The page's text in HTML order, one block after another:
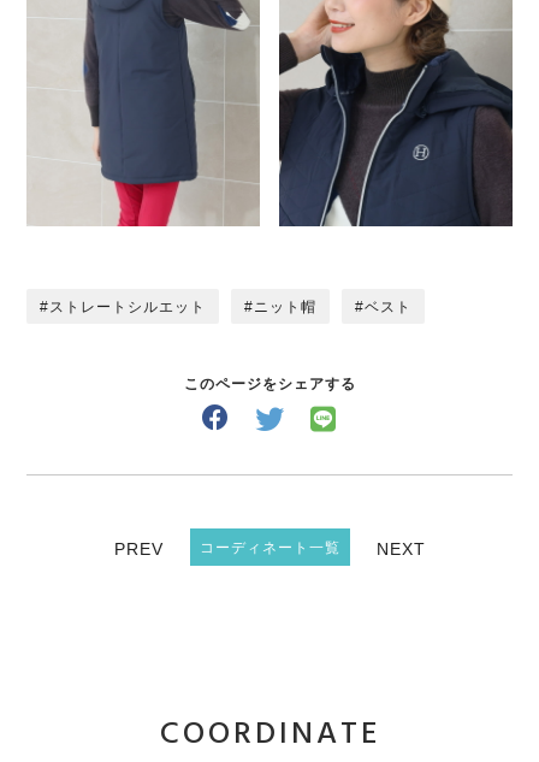
ストレートシルエット ニット帽 ベスト
このページをシェアする
PREV コーディネート一覧 NEXT
COORDINATE